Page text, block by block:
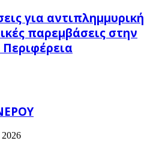
για αντιπλημμυρική
παρεμβάσεις στην
2026